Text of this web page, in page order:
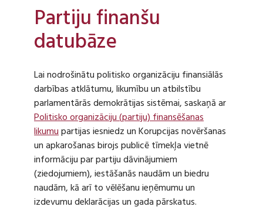
Partiju finanšu
datubāze
Lai nodrošinātu politisko organizāciju finansiālās
darbības atklātumu, likumību un atbilstību
parlamentārās demokrātijas sistēmai, saskaņā ar
Politisko organizāciju (partiju) finansēšanas
likumupartijas iesniedz un Korupcijas novēršanas
un apkarošanas birojs publicē tīmekļa vietnē
informāciju par partiju dāvinājumiem
(ziedojumiem), iestāšanās naudām un biedru
naudām, kā arī to vēlēšanu ieņēmumu un
izdevumu deklarācijas un gada pārskatus.